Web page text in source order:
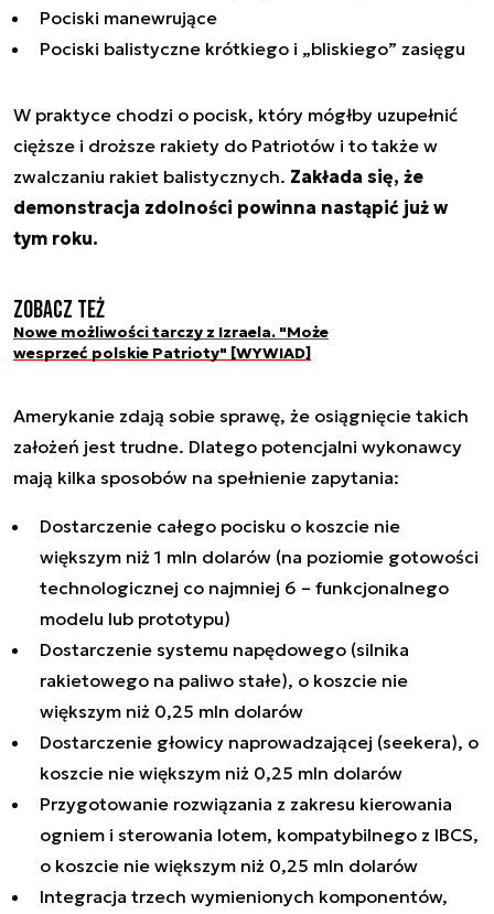
Pociski manewrujące
Pociski balistyczne krótkiego i „bliskiego” zasięgu
W praktyce chodzi o pocisk, który mógłby uzupełnić
cięższe i droższe rakiety do Patriotów i to także w
zwalczaniu rakiet balistycznych. Zakłada się, że
demonstracja zdolności powinna nastąpić już w
tym roku.
Zobacz też
Nowe możliwości tarczy z Izraela. "Może
wesprzeć polskie Patrioty" [WYWIAD]
Amerykanie zdają sobie sprawę, że osiągnięcie takich
założeń jest trudne. Dlatego potencjalni wykonawcy
mają kilka sposobów na spełnienie zapytania:
Dostarczenie całego pocisku o koszcie nie
większym niż 1 mln dolarów (na poziomie gotowości
technologicznej co najmniej 6 – funkcjonalnego
modelu lub prototypu)
Dostarczenie systemu napędowego (silnika
rakietowego na paliwo stałe), o koszcie nie
większym niż 0,25 mln dolarów
Dostarczenie głowicy naprowadzającej (seekera), o
koszcie nie większym niż 0,25 mln dolarów
Przygotowanie rozwiązania z zakresu kierowania
ogniem i sterowania lotem, kompatybilnego z IBCS,
o koszcie nie większym niż 0,25 mln dolarów
Integracja trzech wymienionych komponentów,